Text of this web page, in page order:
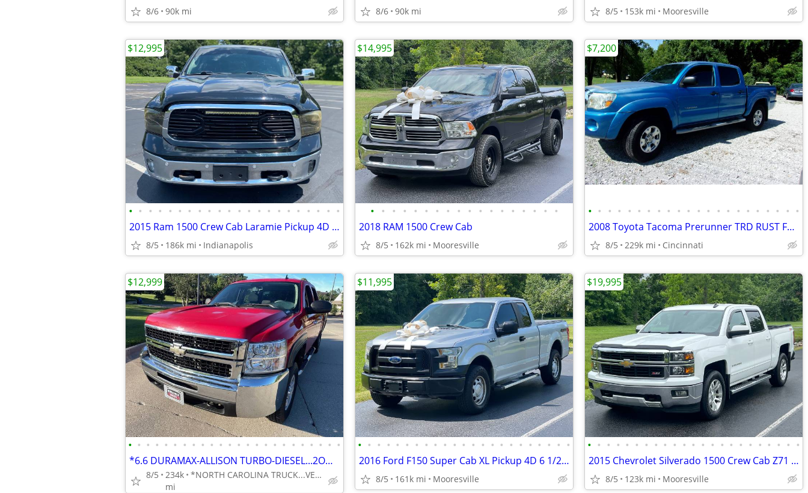
8/6 90k mi 8/6 90k mi 8/5 153k mi Mooresville
• • • • • • • • • • • • • • • • • • • • • •
2015 Ram 1500 Crew Cab Laramie Pickup 4D 5 1/2 ft
8/5 186k mi Indianapolis
$12,995
• • • • • • • • • • • • • • • • • •
2018 RAM 1500 Crew Cab
8/5 162k mi Mooresville
$14,995
• • • • • • • • • • • • • • • • • • • • • •
2008 Toyota Tacoma Prerunner TRD RUST FREE !!!!ONE OWNER !!! -
8/5 229k mi Cincinnati
$7,200
• • • • • • • • • • • • • • • • • • • • • • • •
*6.6 DURAMAX-ALLISON TURBO-DIESEL...2OO9 CHEVROLET SILVERADO 25OO-HD
8/5
234k
mi
*NORTH CAROLINA TRUCK...VERY DEPENDABLE . . .VERY AFFORDABL
$12,999
• • • • • • • • • • • • • • • • • • • • • • •
2016 Ford F150 Super Cab XL Pickup 4D 6 1/2 ft
8/5 161k mi Mooresville
$11,995
• • • • • • • • • • • • • • • • • • • • • • •
2015 Chevrolet Silverado 1500 Crew Cab Z71 LT Pickup 4D 5 3/4 ft
8/5 123k mi Mooresville
$19,995